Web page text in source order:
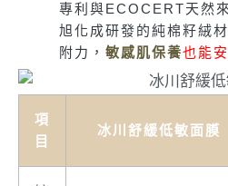
專利與ECOCERT天然
旭化成研發的純棉籽絨
附力， 敏感肌保養也能
項
目
冰川舒緩低敏面膜